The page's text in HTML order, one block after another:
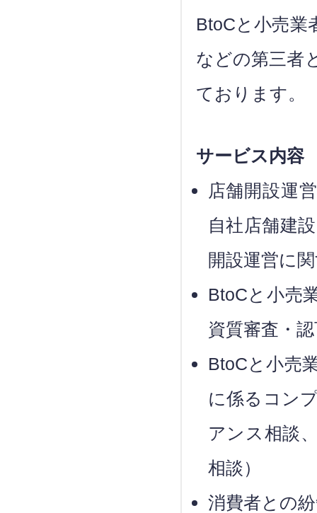
BtoCと小売業
などの第三者
ております。
サービス内容
店舗開設運
自社店舗建
開設運営に
BtoCと小売
資質審査・
BtoCと小売
に係るコン
アンス相談
相談）
消費者との